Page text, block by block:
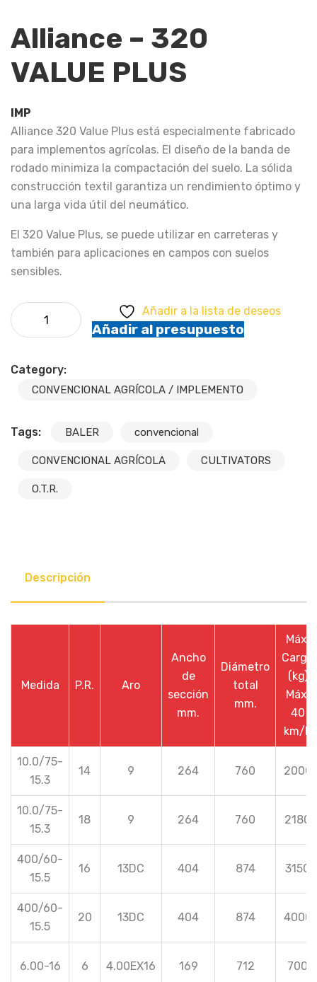
Alliance – 320
VALUE PLUS
IMP
Alliance 320 Value Plus está especialmente fabricado
para implementos agrícolas. El diseño de la banda de
rodado minimiza la compactación del suelo. La sólida
construcción textil garantiza un rendimiento óptimo y
una larga vida útil del neumático.
El 320 Value Plus, se puede utilizar en carreteras y
también para aplicaciones en campos con suelos
sensibles.
Alliance - 320 VALUE PLUS cantidadAñadir a la lista de deseos
Añadir al presupuesto
Category:
CONVENCIONAL AGRÍCOLA / IMPLEMENTO
Tags: BALER convencional
CONVENCIONAL AGRÍCOLA CULTIVATORS
O.T.R.
Descripción
Medida P.R. Aro
Ancho
de
sección
mm.
Diámetro
total
mm.
Máx.
Carga
(kg)
Máx.
40
km/h
10.0/75-
15.3
14 9 264 760 2000
10.0/75-
15.3
18 9 264 760 2180
400/60-
15.5
16 13DC 404 874 3150
400/60-
15.5
20 13DC 404 874 4000
6.00-16 6 4.00EX16 169 712 700